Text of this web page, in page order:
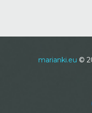
marianki.eu ©